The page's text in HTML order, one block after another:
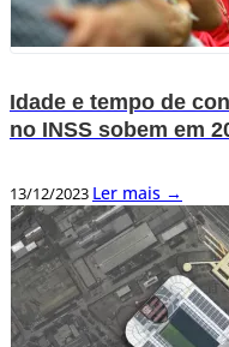
Idade e tempo de
no INSS sobem em
13/12/2023 Ler mais →